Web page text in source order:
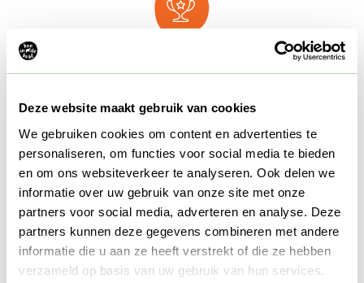
Deze website maakt gebruik van cookies
We gebruiken cookies om content en advertenties te
personaliseren, om functies voor social media te bieden
en om ons websiteverkeer te analyseren. Ook delen we
informatie over uw gebruik van onze site met onze
partners voor social media, adverteren en analyse. Deze
partners kunnen deze gegevens combineren met andere
informatie die u aan ze heeft verstrekt of die ze hebben
verzameld op basis van uw gebruik van hun services.
Awards depuis 4 ans
déjà
Découvrir la ferme!